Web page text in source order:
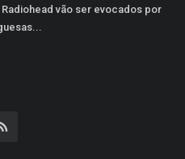
vão ser evocados por